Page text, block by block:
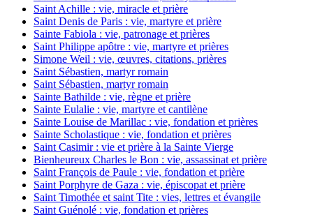
Saint Achille : vie, miracle et prière
Saint Denis de Paris : vie, martyre et prière
Sainte Fabiola : vie, patronage et prières
Saint Philippe apôtre : vie, martyre et prières
Simone Weil : vie, œuvres, citations, prières
Saint Sébastien, martyr romain
Saint Sébastien, martyr romain
Sainte Bathilde : vie, règne et prière
Sainte Eulalie : vie, martyre et cantilène
Sainte Louise de Marillac : vie, fondation et prières
Sainte Scholastique : vie, fondation et prières
Saint Casimir : vie et prière à la Sainte Vierge
Bienheureux Charles le Bon : vie, assassinat et prière
Saint François de Paule : vie, fondation et prière
Saint Porphyre de Gaza : vie, épiscopat et prière
Saint Timothée et saint Tite : vies, lettres et évangile
Saint Guénolé : vie, fondation et prières